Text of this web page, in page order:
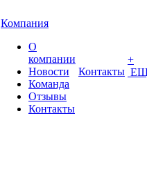
Компания
О
компании
Новости
Команда
Отзывы
Контакты
Контакты
+